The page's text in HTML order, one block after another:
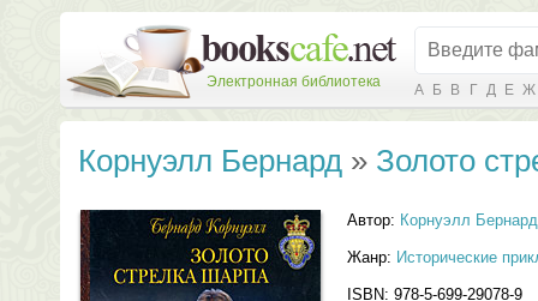
Электронная библиотека А Б В Г Д Е Ж
Корнуэлл Бернард » Золото
Автор: Корнуэлл Бернард
Жанр: Исторические
ISBN: 978-5-699-29078-9